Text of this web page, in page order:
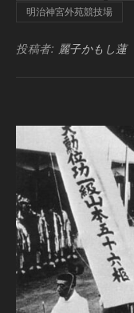
明治神宮外苑競技場
投稿者: 麗子かもし蓮